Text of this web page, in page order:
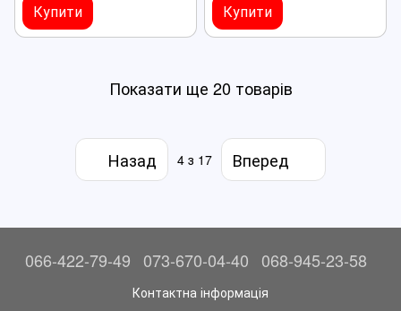
Купити Купити
Показати ще 20 товарів
Назад 4 з 17 Вперед
066-422-79-49 073-670-04-40 068-945-23-58
Контактна інформація